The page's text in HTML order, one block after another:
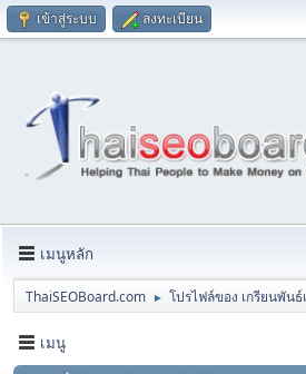
เข้าสู่ระบบ ลงทะเบียน
เมนูหลัก
ThaiSEOBoard.com ► โปรไฟล์ของ เกรียนพัน
เมนู